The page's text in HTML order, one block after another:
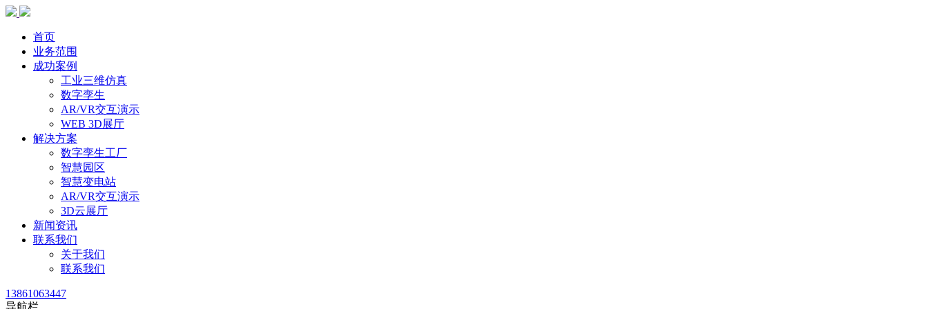
首页
业务范围
成功案例
工业三维仿真
数字孪生
AR/VR交互演示
WEB 3D展厅
解决方案
数字孪生工厂
智慧园区
智慧变电站
AR/VR交互演示
3D云展厅
新闻资讯
联系我们
关于我们
联系我们
13861063447
导航栏